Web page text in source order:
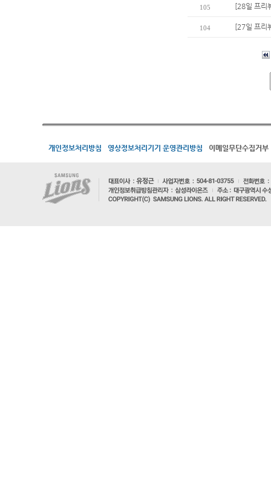
105 [28일 프리
104 [27일 프리
개인정보처리방침 영상정보처리기기 운영관리방침 이메일무단수집거부